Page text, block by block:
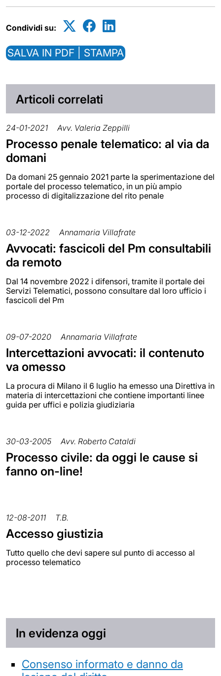
Condividi su:
SALVA IN PDF | STAMPA
Articoli correlati
24-01-2021 Avv. Valeria Zeppilli
Processo penale telematico: al via da
domani
Da domani 25 gennaio 2021 parte la sperimentazione del
portale del processo telematico, in un più ampio
processo di digitalizzazione del rito penale
03-12-2022 Annamaria Villafrate
Avvocati: fascicoli del Pm consultabili
da remoto
Dal 14 novembre 2022 i difensori, tramite il portale dei
Servizi Telematici, possono consultare dal loro ufficio i
fascicoli del Pm
09-07-2020 Annamaria Villafrate
Intercettazioni avvocati: il contenuto
va omesso
La procura di Milano il 6 luglio ha emesso una Direttiva in
materia di intercettazioni che contiene importanti linee
guida per uffici e polizia giudiziaria
30-03-2005 Avv. Roberto Cataldi
Processo civile: da oggi le cause si
fanno on-line!
12-08-2011 T.B.
Accesso giustizia
Tutto quello che devi sapere sul punto di accesso al
processo telematico
In evidenza oggi
Consenso informato e danno da